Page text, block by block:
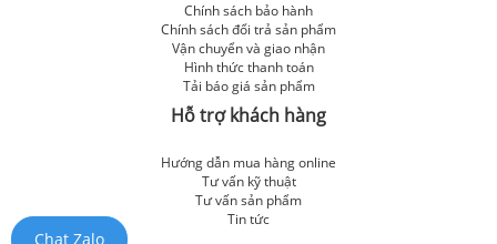
Chính sách bảo hành
Chính sách đổi trả sản phẩm
Vận chuyển và giao nhận
Hình thức thanh toán
Tải báo giá sản phẩm
Hỗ trợ khách hàng
Hướng dẫn mua hàng online
Tư vấn kỹ thuật
Tư vấn sản phẩm
Tin tức
Chat Zalo